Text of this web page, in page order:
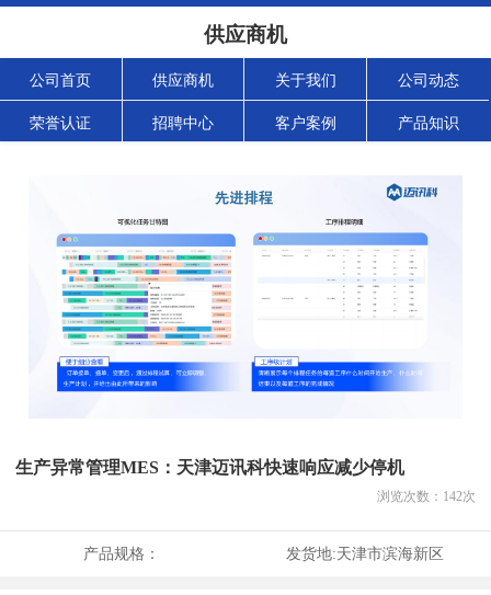
供应商机
公司首页 供应商机 关于我们 公司动态
荣誉认证 招聘中心 客户案例 产品知识
生产异常管理MES：天津迈讯科快速响应减少停机
浏览次数： 142次
产品规格： 发货地:天津市滨海新区